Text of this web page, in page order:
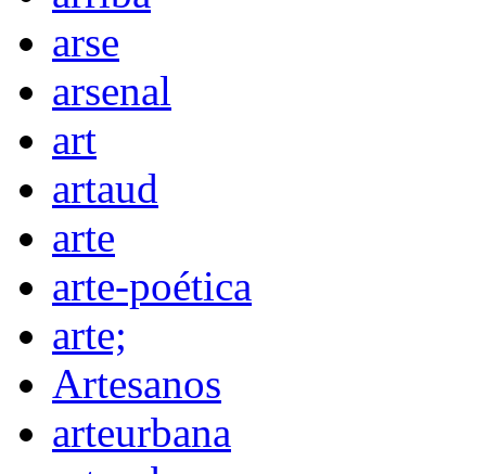
arse
arsenal
art
artaud
arte
arte-poética
arte;
Artesanos
arteurbana